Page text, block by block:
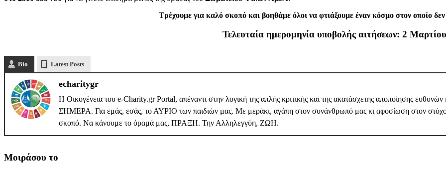
Τρέχουμε για καλό σκοπό και βοηθάμε όλοι να φτιάξουμε έναν κόσμο στον οποίο δεν
Τελευταία ημερομηνία υποβολής αιτήσεων: 2 Μαρτίου
Bio Latest Posts
echaritygr
Η Οικογένεια του e-Charity.gr Portal, απέναντι στην λογική της απλής κριτικής και της ακατάσχετης αποποίησης
ΣΗΜΕΡΑ. Για εμάς, εσάς, το ΑΥΡΙΟ των παιδιών μας. Με μεράκι, αγάπη στον συνάνθρωπό μας κι αφοσίωση στον στόχο
σκοπό. Να κάνουμε το όραμά μας, ΠΡΑΞΗ. Την Αλληλεγγύη, ΖΩΗ.
Μοιράσου το